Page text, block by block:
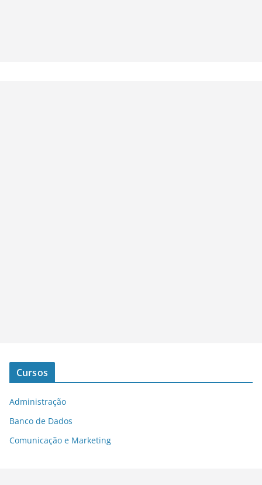
Cursos
Administração
Banco de Dados
Comunicação e Marketing